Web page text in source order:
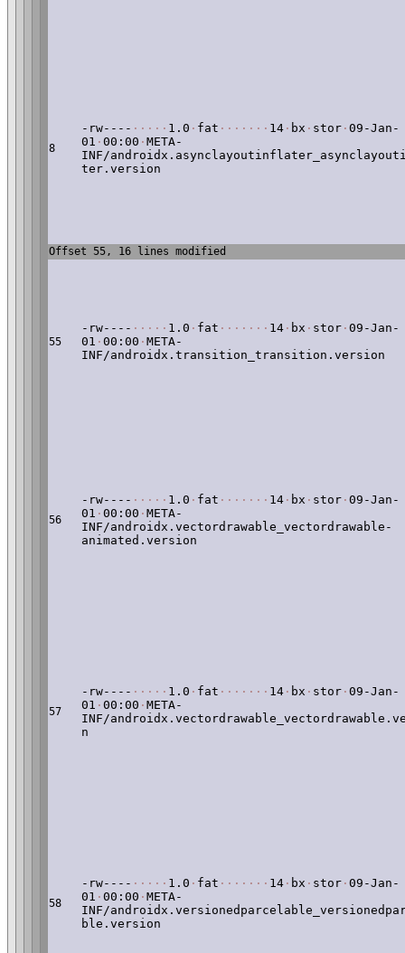
8
-rw---- · · · · · 1.0 · fat · · · · · · · 14 · bx · stor · 09-Jan-
01 · 00:00 · META-
INF/
ter.version
Offset 55, 16 lines modified
55
-rw---- · · · · · 1.0 · fat · · · · · · · 14 · bx · stor · 09-Jan-
01 · 00:00 · META-
INF/androidx.transition_transition.version
56
-rw---- · · · · · 1.0 · fat · · · · · · · 14 · bx · stor · 09-Jan-
01 · 00:00 · META-
INF/androidx.vectordrawable_vectordrawable-
animated.version
57
-rw---- · · · · · 1.0 · fat · · · · · · · 14 · bx · stor · 09-Jan-
01 · 00:00 · META-
INF/
n
58
-rw---- · · · · · 1.0 · fat · · · · · · · 14 · bx · stor · 09-Jan-
01 · 00:00 · META-
INF/
ble.version